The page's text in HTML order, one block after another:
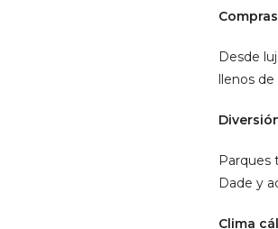
Desde
llenos
Parques
Dade y
Clima